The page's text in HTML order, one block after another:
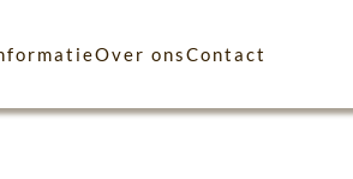
Over onsContact